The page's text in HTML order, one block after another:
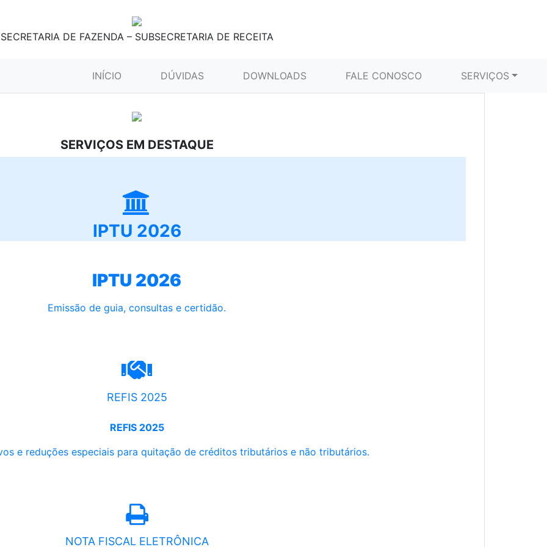
SECRETARIA DE FAZENDA – SUBSECRETARIA DE RECEITA
INÍCIO (CURRENT)DÚVIDAS DOWNLOADS FALE CONOSCO SERVIÇOS
SERVIÇOS EM DESTAQUE
IPTU 2026
IPTU 2026
Emissão de guia, consultas e certidão.
REFIS 2025
REFIS 2025
e reduções especiais para quitação de créditos tributários e não tributários.
NOTA FISCAL ELETRÔNICA